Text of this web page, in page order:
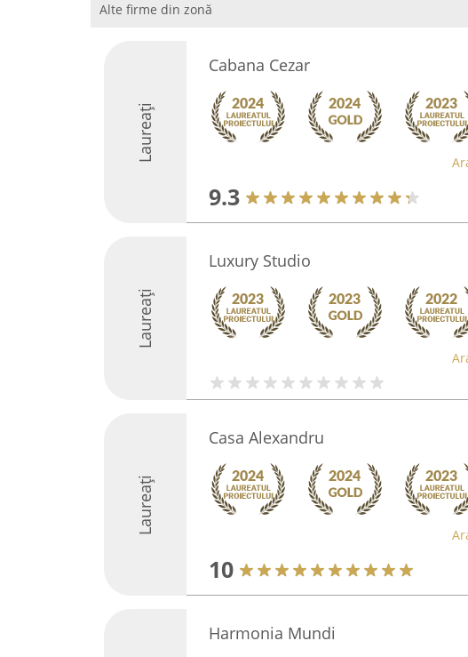
Alte firme din zonă
Laureați
Cabana Cezar
9.3
Laureați
Luxury Studio
Laureați
Casa Alexandru
10
Harmonia Mundi